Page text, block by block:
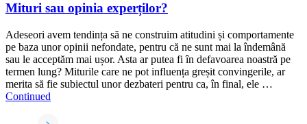
Mituri sau opinia experților?
Adeseori avem tendința să ne construim atitudini și comportamente
pe baza unor opinii nefondate, pentru că ne sunt mai la îndemână
sau le acceptăm mai ușor. Asta ar putea fi în defavoarea noastră pe
termen lung? Miturile care ne pot influența greșit convingerile, ar
merita să fie subiectul unor dezbateri pentru ca, în final, ele …
Continued